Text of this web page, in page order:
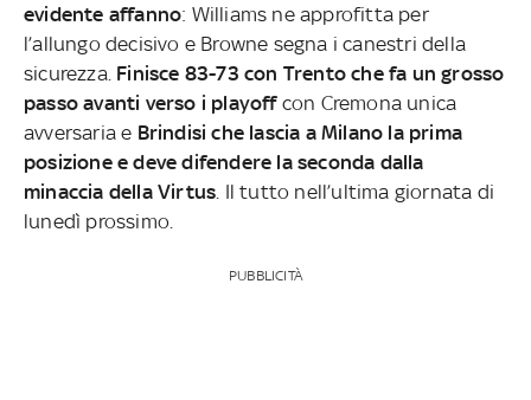
evidente affanno: Williams ne approfitta per
l’allungo decisivo e Browne segna i canestri della
sicurezza. Finisce 83-73 con Trento che fa un grosso
passo avanti verso i playoffcon Cremona unica
avversaria e Brindisi che lascia a Milano la prima
posizione e deve difendere la seconda dalla
minaccia della Virtus . Il tutto nell’ultima giornata di
lunedì prossimo.
PUBBLICITÀ